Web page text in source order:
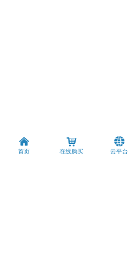
낀
首页
낙
在线购买
뀁
云平台